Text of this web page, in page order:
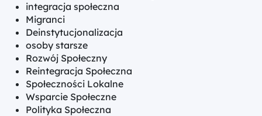
integracja społeczna
Migranci
Deinstytucjonalizacja
osoby starsze
Rozwój Społeczny
Reintegracja Społeczna
Społeczności Lokalne
Wsparcie Społeczne
Polityka Społeczna